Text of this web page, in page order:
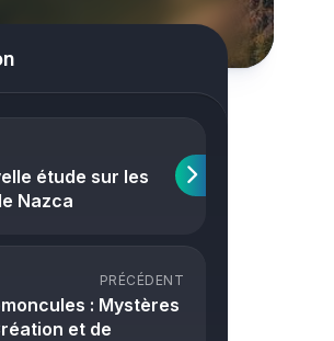
étude sur les
Nazca
PRÉCÉDENT
: Mystères
et de